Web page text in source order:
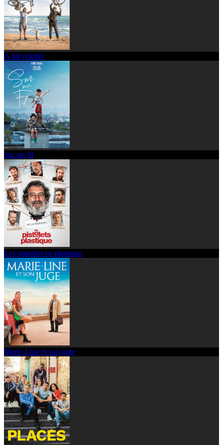
À bicyclette!
Sur un fil
Les pistolets en plastique
Marie-Line et son juge